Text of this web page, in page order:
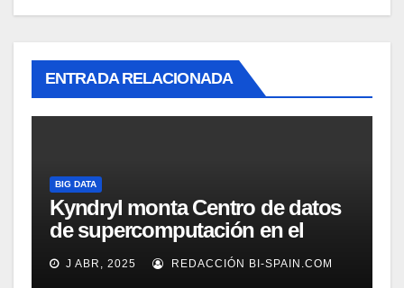
ENTRADA RELACIONADA
BIG DATA
Kyndryl monta Centro de datos
de supercomputación en el
instituto de investigación
biomédica de La Fe de Valencia
J ABR, 2025 REDACCIÓN BI-SPAIN.COM